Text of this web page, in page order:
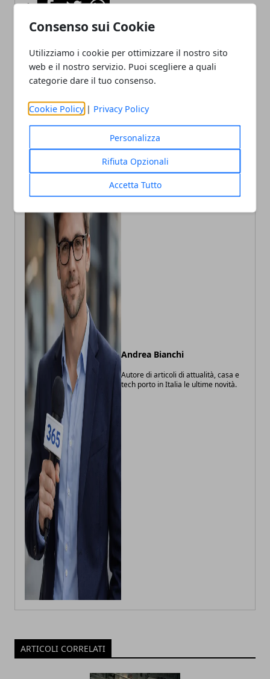
Consenso sui Cookie
Utilizziamo i cookie per ottimizzare il nostro sito
web e il nostro servizio. Puoi scegliere a quali
categorie dare il tuo consenso.
Cookie Policy | Privacy Policy
Personalizza
Rifiuta Opzionali
Accetta Tutto
Articolo Precedente
Come calcolare
Articolo Successivo
Andrea Bianchi
Autore di articoli di attualità, casa e
tech porto in Italia le ultime novità.
ARTICOLI CORRELATI